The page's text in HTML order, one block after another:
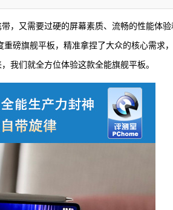
，又需要过硬的屏幕素质、流畅的性能体验
重磅旗舰平板，精准拿捏了大众的核心需求
我们就全方位体验这款全能旗舰平板。